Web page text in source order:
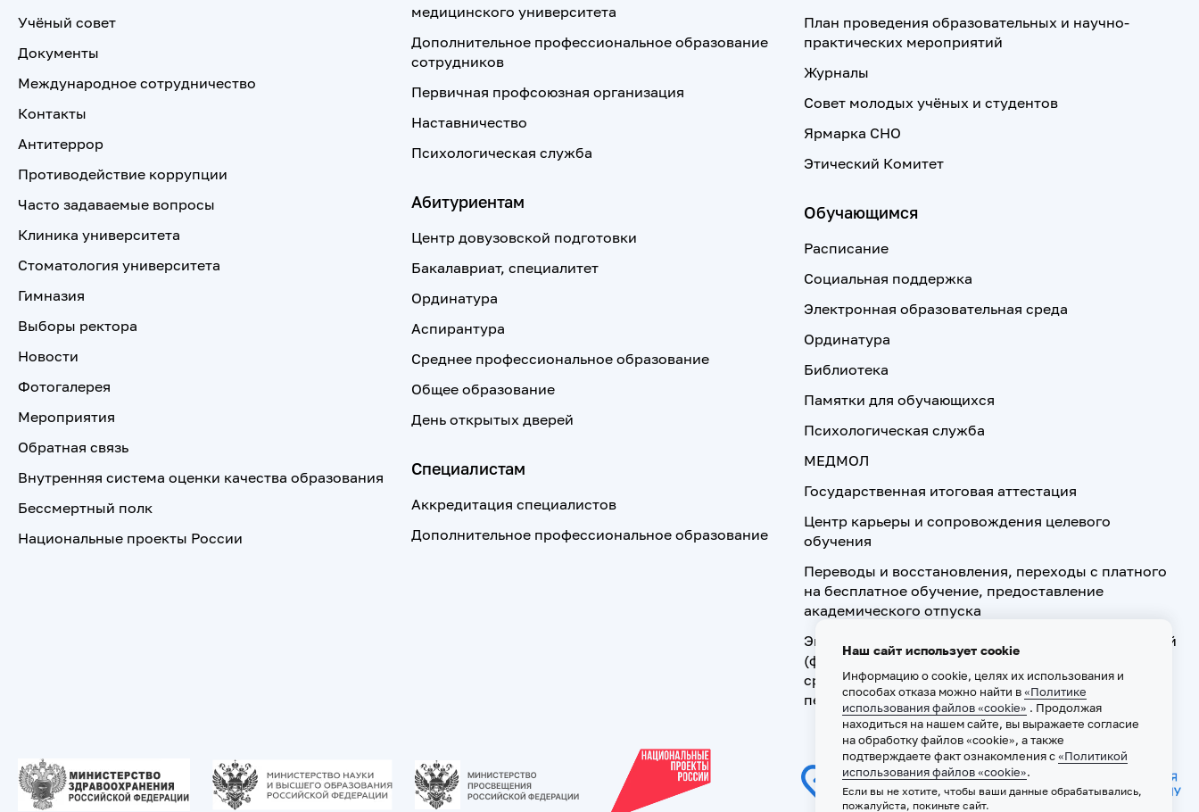
Учёный совет
Документы
Международное сотрудничество
Контакты
Антитеррор
Противодействие коррупции
Часто задаваемые вопросы
Клиника университета
Стоматология университета
Гимназия
Выборы ректора
Новости
Фотогалерея
Мероприятия
Обратная связь
Внутренняя система оценки качества образования
Бессмертный полк
Национальные проекты России
медицинского университета
Дополнительное профессиональное образование
сотрудников
Первичная профсоюзная организация
Наставничество
Психологическая служба
Абитуриентам
Центр довузовской подготовки
Бакалавриат, специалитет
Ординатура
Аспирантура
Среднее профессиональное образование
Общее образование
День открытых дверей
Специалистам
Аккредитация специалистов
Дополнительное профессиональное образование
План проведения образовательных и научно-
практических мероприятий
Журналы
Совет молодых учёных и студентов
Ярмарка СНО
Этический Комитет
Обучающимся
Расписание
Социальная поддержка
Электронная образовательная среда
Ординатура
Библиотека
Памятки для обучающихся
Психологическая служба
МЕДМОЛ
Государственная итоговая аттестация
Центр карьеры и сопровождения целевого
обучения
Переводы и восстановления, переходы с платного
на бесплатное обучение, предоставление
академического отпуска
Экзамен по допуску к осуществлению медицинской
(фармацевтической) деятельности на должностях
среднего медицинского (фармацевтического)
персонала
Наш сайт использует cookie
Информацию о cookie, целях их использования и
способах отказа можно найти в«Политике
использования файлов «cookie» . Продолжая
находиться на нашем сайте, вы выражаете согласие
на обработку файлов «cookie», а также
подтверждаете факт ознакомления с«Политикой
использования файлов «cookie».
Если вы не хотите, чтобы ваши данные обрабатывались,
пожалуйста, покиньте сайт.